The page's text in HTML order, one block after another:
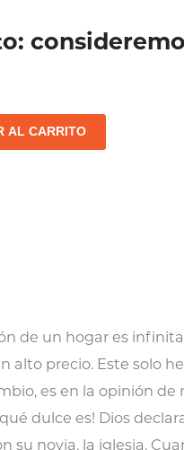
AL CARRITO
de un hogar es
alto precio. Este solo
es en la opinión de
dulce es! Dios
su novia, la iglesia.